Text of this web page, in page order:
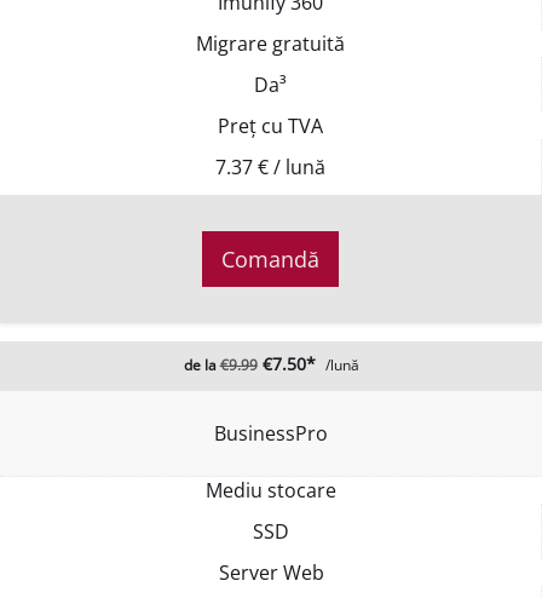
Migrare gratuită
Da³
Preț cu TVA
7.37 € / lună
Comandă
de la€9.99€7.50* /lună
BusinessPro
Mediu stocare
SSD
Server Web